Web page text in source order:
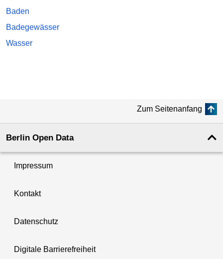
Baden
Badegewässer
Wasser
Zum Seitenanfang
Berlin Open Data
Impressum
Kontakt
Datenschutz
Digitale Barrierefreiheit